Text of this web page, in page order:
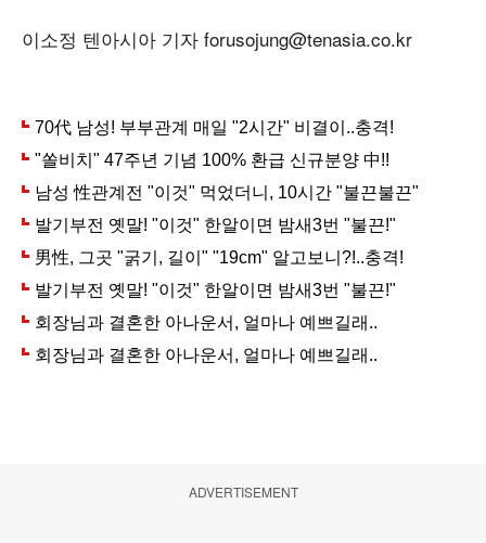
이소정 텐아시아 기자 forusojung@tenasia.co.kr
ADVERTISEMENT